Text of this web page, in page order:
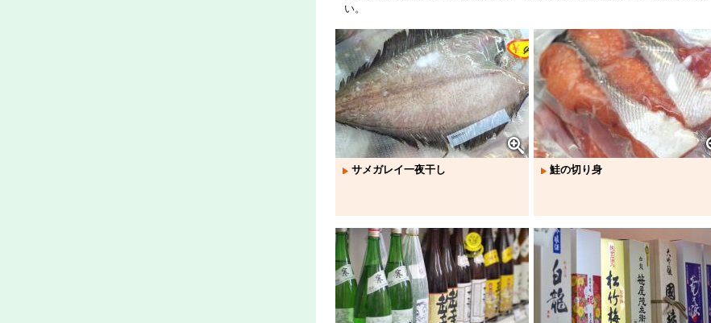
い。
サメガレイ一夜干し 鮭の切り身